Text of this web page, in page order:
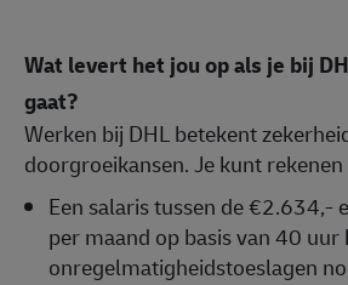
Wat levert het jou op als je bij
gaat?
Werken bij DHL betekent
doorgroeikansen. Je kunt rekenen
Een salaris tussen de €2.634,-
per maand op basis van 40
onregelmatigheidstoeslagen